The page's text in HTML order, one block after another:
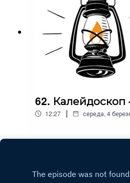
62. Калейдоскоп
12:27 | середа, 4